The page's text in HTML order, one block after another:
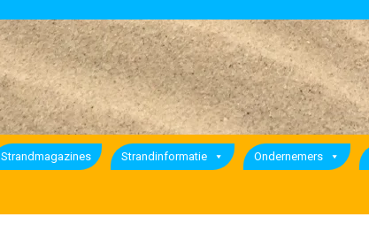
Strandmagazines Strandinformatie Ondernemers